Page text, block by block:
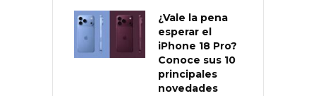
¿Vale la pena
esperar el
iPhone 18 Pro?
Conoce sus 10
principales
novedades